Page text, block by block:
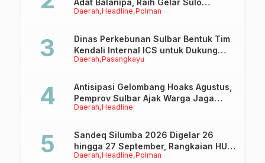
Daerah Headline Polman
Adat Balanipa, Raih Gelar Sulo
Tappidena
Daerah Pasangkayu
Dinas Perkebunan Sulbar Bentuk Tim
Kendali Internal ICS untuk Dukung
Sertifikasi ISPO Pekebun di
Daerah Headline
Antisipasi Gelombang Hoaks Agustus,
Pemprov Sulbar Ajak Warga Jaga
Ruang Digital
Daerah Headline Polman
Sandeq Silumba 2026 Digelar 26
hingga 27 September, Rangkaian HUT
Sulbar